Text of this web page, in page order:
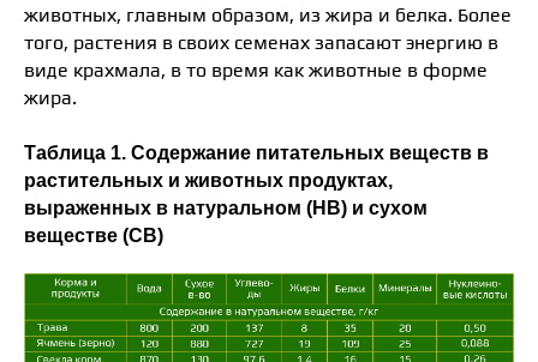
животных, главным образом, из жира и белка. Более
того, растения в своих семенах запасают энергию в
виде крахмала, в то время как животные в форме
жира.
Таблица 1. Содержание питательных веществ в
растительных и животных продуктах,
выраженных в натуральном (НВ) и сухом
веществе (СВ)